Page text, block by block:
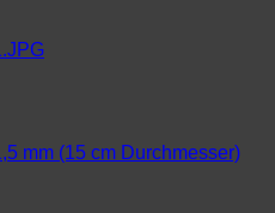
mm (15 cm Durchmesser)